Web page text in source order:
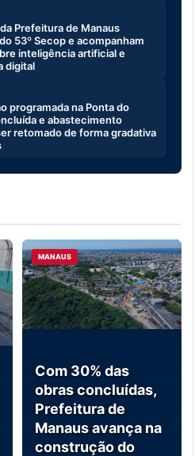
Prefeitura de Manaus
53º Secop e acompanham
inteligência artificial e
digital
programada na Ponta do
e abastecimento
retomado de forma gradativa
MANAUS
Com 30% das
obras concluídas,
Prefeitura de
Manaus avança na
construção do